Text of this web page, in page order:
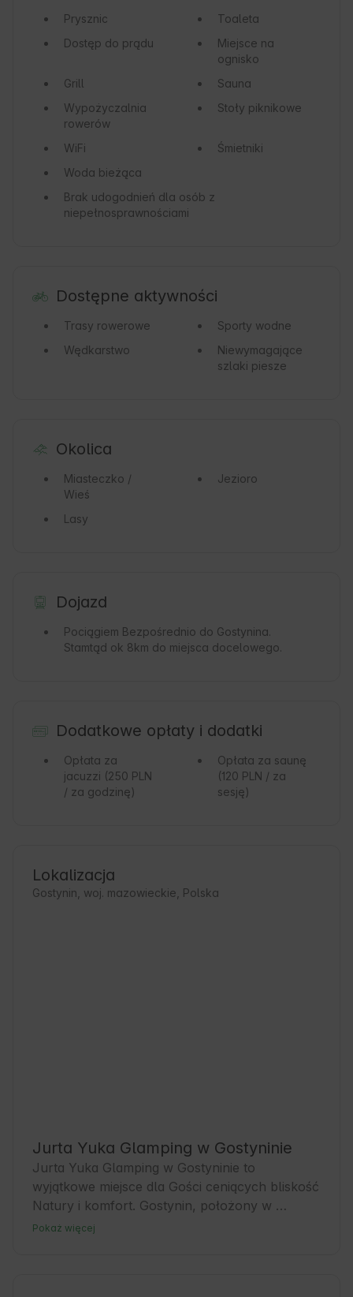
Prysznic
Toaleta
Dostęp do prądu
Miejsce na
ognisko
Grill
Sauna
Wypożyczalnia
rowerów
Stoły piknikowe
WiFi
Śmietniki
Woda bieżąca
Brak udogodnień dla osób z
niepełnosprawnościami
Dostępne aktywności
Trasy rowerowe
Sporty wodne
Wędkarstwo
Niewymagające
szlaki piesze
Okolica
Miasteczko /
Wieś
Jezioro
Lasy
Dojazd
Pociągiem Bezpośrednio do Gostynina.
Stamtąd ok 8km do miejsca docelowego.
Dodatkowe opłaty i dodatki
Opłata za
jacuzzi (250 PLN
/ za godzinę)
Opłata za saunę
(120 PLN / za
sesję)
Lokalizacja
Gostynin, woj. mazowieckie, Polska
Jurta Yuka Glamping w Gostyninie
Jurta Yuka Glamping w Gostyninie to
wyjątkowe miejsce dla Gości ceniących bliskość
Natury i komfort. Gostynin, położony w
województwie mazowieckim, to miasto z bogatą
Pokaż więcej